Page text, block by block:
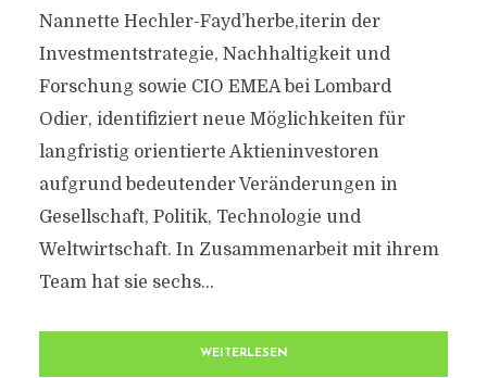
Nannette Hechler-Fayd’herbe,iterin der
Investmentstrategie, Nachhaltigkeit und
Forschung sowie CIO EMEA bei Lombard
Odier, identifiziert neue Möglichkeiten für
langfristig orientierte Aktieninvestoren
aufgrund bedeutender Veränderungen in
Gesellschaft, Politik, Technologie und
Weltwirtschaft. In Zusammenarbeit mit ihrem
Team hat sie sechs...
WEITERLESEN